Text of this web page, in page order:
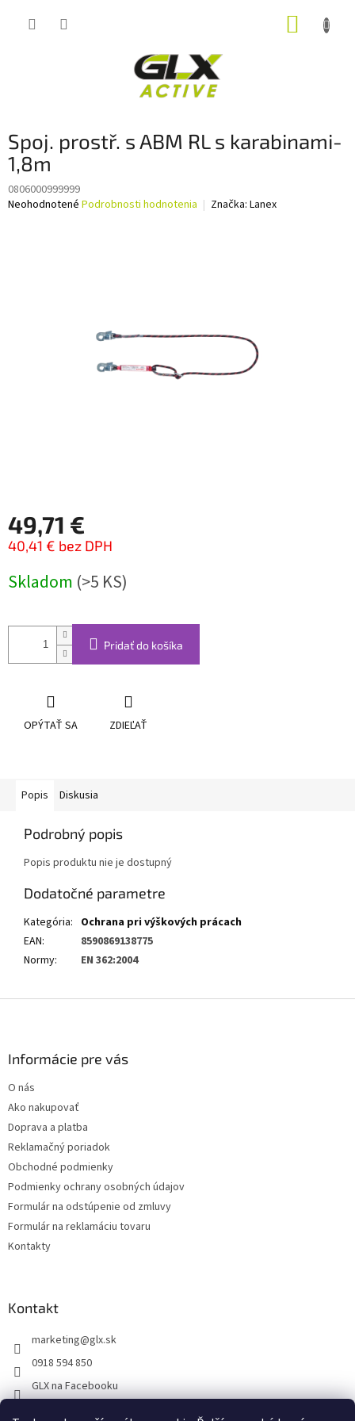
Spoj. prostř. s ABM RL s karabinami-
1,8m
0806000999999
Priemerné
Neohodnotené Podrobnosti hodnotenia Značka: Lanex
49,71 €
40,41 € bez DPH
cena:
Skladom (>5 KS)
Pridať do košíka
OPÝTAŤ SA ZDIEĽAŤ
Popis Diskusia
Podrobný popis
Popis produktu nie je dostupný
Dodatočné parametre
Kategória: Ochrana pri výškových prácach
EAN:
8590869138775
Normy: EN 362:2004
Informácie pre vás
O nás
Ako nakupovať
Doprava a platba
Reklamačný poriadok
Obchodné podmienky
Podmienky ochrany osobných údajov
Formulár na odstúpenie od zmluvy
Formulár na reklamáciu tovaru
Kontakty
Kontakt
marketing@glx.sk
0918 594 850
GLX na Facebooku